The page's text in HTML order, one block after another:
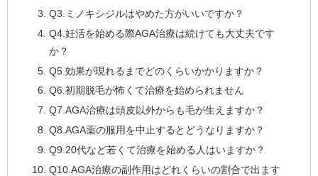
Q3.ミノキシジルはやめた方がいいですか？
Q4.妊活を始める際AGA治療は続けても大丈夫です
か？
Q5.効果が現れるまでどのくらいかかりますか？
Q6.初期脱毛が怖くて治療を始められません
Q7.AGA治療は頭皮以外からも毛が生えますか？
Q8.AGA薬の服用を中止するとどうなりますか？
Q9.20代など若くて治療を始める人はいますか？
Q10.AGA治療の副作用はどれくらいの割合で出ます